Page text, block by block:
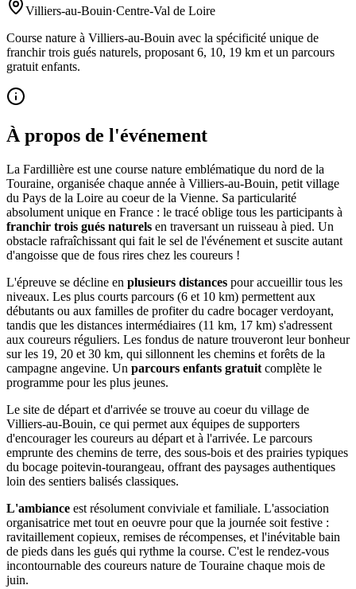
Villiers-au-Bouin·Centre-Val de Loire
Course nature à Villiers-au-Bouin avec la spécificité unique de
franchir trois gués naturels, proposant 6, 10, 19 km et un parcours
gratuit enfants.
À propos de l'événement
La Fardillière est une course nature emblématique du nord de la
Touraine, organisée chaque année à Villiers-au-Bouin, petit village
du Pays de la Loire au coeur de la Vienne. Sa particularité
absolument unique en France : le tracé oblige tous les participants à
franchir trois gués naturels en traversant un ruisseau à pied. Un
obstacle rafraîchissant qui fait le sel de l'événement et suscite autant
d'angoisse que de fous rires chez les coureurs !
L'épreuve se décline en plusieurs distances pour accueillir tous les
niveaux. Les plus courts parcours (6 et 10 km) permettent aux
débutants ou aux familles de profiter du cadre bocager verdoyant,
tandis que les distances intermédiaires (11 km, 17 km) s'adressent
aux coureurs réguliers. Les fondus de nature trouveront leur bonheur
sur les 19, 20 et 30 km, qui sillonnent les chemins et forêts de la
campagne angevine. Un parcours enfants gratuit complète le
programme pour les plus jeunes.
Le site de départ et d'arrivée se trouve au coeur du village de
Villiers-au-Bouin, ce qui permet aux équipes de supporters
d'encourager les coureurs au départ et à l'arrivée. Le parcours
emprunte des chemins de terre, des sous-bois et des prairies typiques
du bocage poitevin-tourangeau, offrant des paysages authentiques
loin des sentiers balisés classiques.
L'ambiance est résolument conviviale et familiale. L'association
organisatrice met tout en oeuvre pour que la journée soit festive :
ravitaillement copieux, remises de récompenses, et l'inévitable bain
de pieds dans les gués qui rythme la course. C'est le rendez-vous
incontournable des coureurs nature de Touraine chaque mois de
juin.